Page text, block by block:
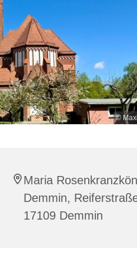
©
Maria
Demmin,
17109 Demmin